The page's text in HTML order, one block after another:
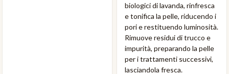
biologici di lavanda, rinfresca
e tonifica la pelle, riducendo i
pori e restituendo luminosità.
Rimuove residui di trucco e
impurità, preparando la pelle
per i trattamenti successivi,
lasciandola fresca.